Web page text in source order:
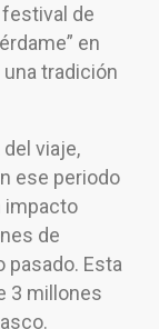
de
en
tradición
del viaje,
ese periodo
impacto
de
pasado. Esta
3 millones